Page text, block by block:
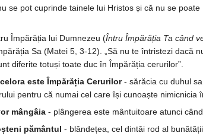
se pot cuprinde tainele lui Hristos și că nu se
Împărăția lui Dumnezeu (Întru Împărăția Ta când
Sa (Matei 5, 3-12). „Să nu te întristezi dacă
diferite totuși toate duc în Împărăția cerurilor”.
este Împărăția Cerurilor- sărăcia cu duhul
pentru că numai cel care își cunoaște nimicnicia
mângâia - plângerea este mântuitoare atunci
pământul - blândețea, cel dintâi rod al